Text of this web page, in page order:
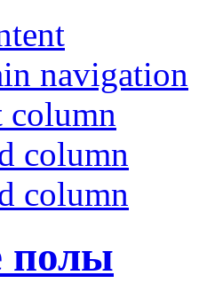
navigation
column
column
column
полы